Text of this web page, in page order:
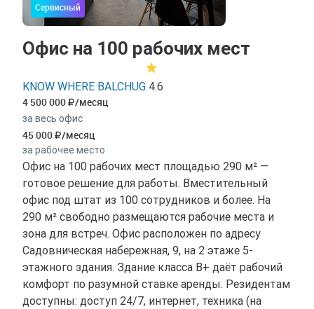
Сервисный
Офис на 100 рабочих мест
KNOW WHERE BALCHUG 4.6
4 500 000 /месяц
за весь офис
45 000 /месяц
за рабочее место
Офис на 100 рабочих мест площадью 290 м² —
готовое решение для работы. Вместительный
офис под штат из 100 сотрудников и более. На
290 м² свободно размещаются рабочие места и
зона для встреч. Офис расположен по адресу
Садовническая набережная, 9, на 2 этаже 5-
этажного здания. Здание класса B+ даёт рабочий
комфорт по разумной ставке аренды. Резидентам
доступны: доступ 24/7, интернет, техника (на